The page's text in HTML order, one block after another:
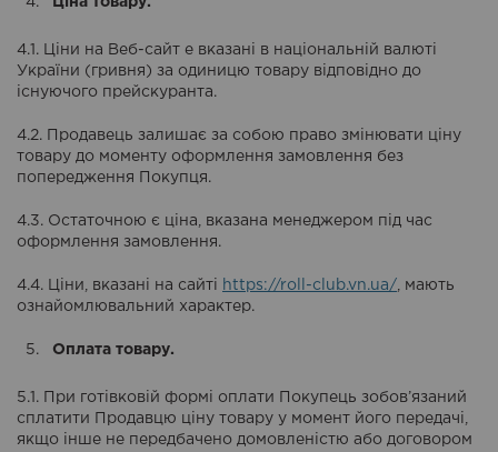
4.1. Ціни на Веб-сайт е вказані в національній валюті
України (гривня) за одиницю товару відповідно до
існуючого прейскуранта.
4.2. Продавець залишає за собою право змінювати ціну
товару до моменту оформлення замовлення без
попередження Покупця.
4.3. Остаточною є ціна, вказана менеджером під час
оформлення замовлення.
4.4. Ціни, вказані на сайті https://roll-club.vn.ua/ , мають
ознайомлювальний характер.
Оплата товару.
5.1. При готівковій формі оплати Покупець зобов’язаний
сплатити Продавцю ціну товару у момент його передачі,
якщо інше не передбачено домовленістю або договором